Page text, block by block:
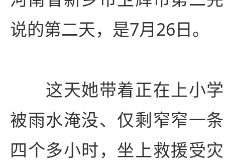
说的第二天，是7月26日。
这天她带着正在上小学
被雨水淹没、仅剩窄窄一
四个多小时，坐上救援受